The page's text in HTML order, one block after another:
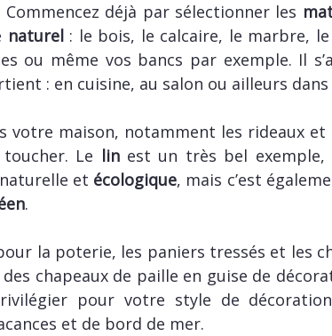
déjà par sélectionner les
naturel: le bois, le calcaire, le marbre,
ou même vos bancs par exemple. Il
: en cuisine, au salon ou ailleurs
votre maison, notamment les rideaux et
toucher. Le linest un très bel exemple,
et écologique, mais c’est
.
la poterie, les paniers tressés et les
chapeaux de paille en guise de
pour votre style de décoration
et de bord de mer.